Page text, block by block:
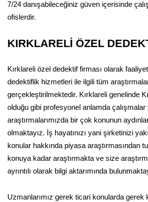
7/24 danışabileceğiniz güven içerisinde
ofislerdir.
KIRKLARELİ ÖZEL
Kırklareli özel dedektif firması olarak
dedektiflik hizmetleri ile ilgili tüm
gerçekleştirilmektedir. Kırklareli genelinde
olduğu gibi profesyonel anlamda
araştırmalarımızda bir çok konunun
olmaktayız. İş hayatınızı yani şirketinizi
konular hakkında piyasa araştırmasından
konuya kadar araştırmakta ve size
ayrıntılı olarak bilgi aktarımında
Uzmanlarımız gerek ticari konularda